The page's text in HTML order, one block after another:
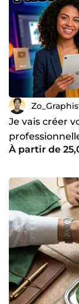
Je vais créer
augmenter
À partir de